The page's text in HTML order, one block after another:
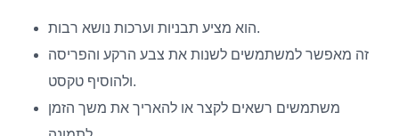
הוא מציע תבניות וערכות נושא רבות.
זה מאפשר למשתמשים לשנות את צבע הרקע והפריסה
ולהוסיף טקסט.
משתמשים רשאים לקצר או להאריך את משך הזמן